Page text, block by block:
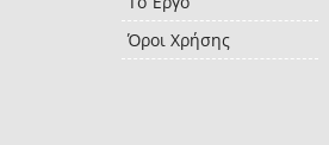
Όροι Χρήσης